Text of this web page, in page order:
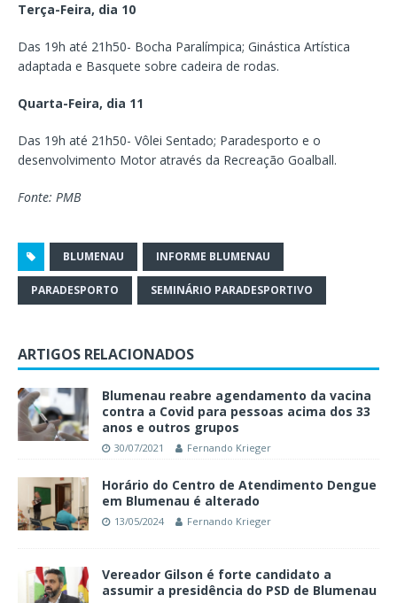
Terça-Feira, dia 10
Das 19h até 21h50- Bocha Paralímpica; Ginástica Artística
adaptada e Basquete sobre cadeira de rodas.
Quarta-Feira, dia 11
Das 19h até 21h50- Vôlei Sentado; Paradesporto e o
desenvolvimento Motor através da Recreação Goalball.
Fonte: PMB
BLUMENAU INFORME BLUMENAU
PARADESPORTO SEMINÁRIO PARADESPORTIVO
ARTIGOS RELACIONADOS
Blumenau reabre agendamento da vacina
contra a Covid para pessoas acima dos 33
anos e outros grupos
30/07/2021 Fernando Krieger
Horário do Centro de Atendimento Dengue
em Blumenau é alterado
13/05/2024 Fernando Krieger
Vereador Gilson é forte candidato a
assumir a presidência do PSD de Blumenau